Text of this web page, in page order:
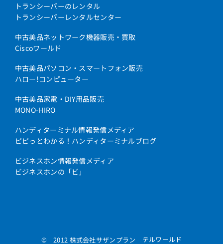
トランシーバーのレンタル
トランシーバーレンタルセンター
中古美品ネットワーク機器販売・買取
Ciscoワールド
中古美品パソコン・スマートフォン販売
ハロー!コンピューター
中古美品家電・DIY用品販売
MONO-HIRO
ハンディターミナル情報発信メディア
ピピっとわかる！ハンディターミナルブログ
ビジネスホン情報発信メディア
ビジネスホンの「ビ」
© 2012 株式会社サザンプラン テルワールド